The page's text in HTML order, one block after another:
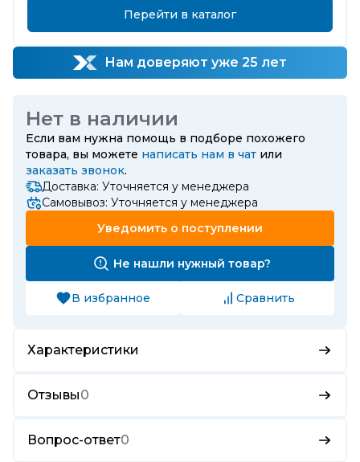
Перейти в каталог
Нам доверяют уже 25 лет
Нет в наличии
Если вам нужна помощь в подборе похожего
товара, вы можете написать нам в чат или
заказать звонок.
Доставка: Уточняется у менеджера
Самовывоз: Уточняется у менеджера
Уведомить о поступлении
Не нашли нужный товар?
В избранное Сравнить
Характеристики
Отзывы0
Вопрос-ответ0